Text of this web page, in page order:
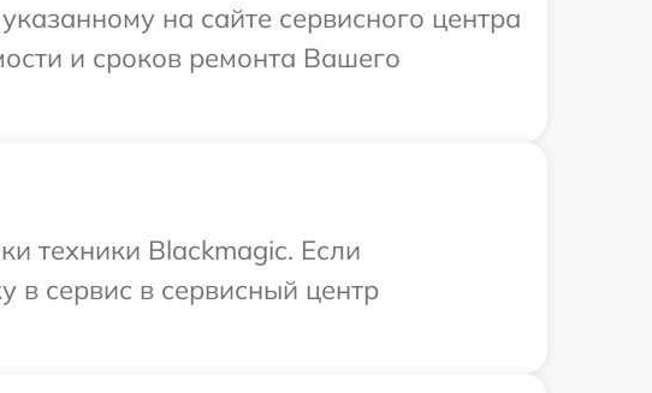
на сайте сервисного центра
и сроков ремонта Вашего
техники Blackmagic. Если
в сервис в сервисный центр